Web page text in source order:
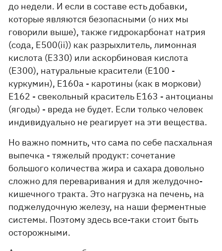
до недели. И если в составе есть добавки,
которые являются безопасными (о них мы
говорили выше), также гидрокарбонат натрия
(сода, E500(ii)) как разрыхлитель, лимонная
кислота (Е330) или аскорбиновая кислота
(Е300), натуральные красители (E100 -
куркумин), E160a - каротины (как в моркови)
E162 - свекольный краситель E163 - антоцианы
(ягоды) - вреда не будет. Если только человек
индивидуально не реагирует на эти вещества.
Но важно помнить, что сама по себе пасхальная
выпечка - тяжелый продукт: сочетание
большого количества жира и сахара довольно
сложно для переваривания и для желудочно-
кишечного тракта. Это нагрузка на печень, на
поджелудочную железу, на наши ферментные
системы. Поэтому здесь все-таки стоит быть
осторожными.